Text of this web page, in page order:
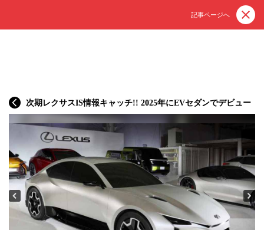
記事ページへ
次期レクサスIS情報キャッチ!! 2025年にEVセダンでデビュー